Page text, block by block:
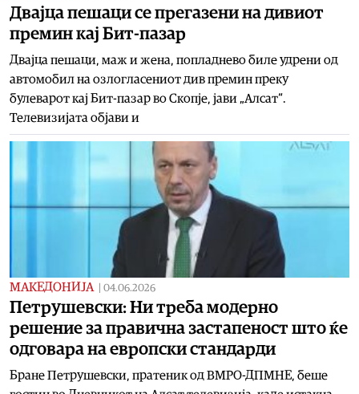
Двајца пешаци се прегазени на дивиот
премин кај Бит-пазар
Двајца пешаци, маж и жена, попладнево биле удрени од
автомобил на озлогласениот див премин преку
булеварот кај Бит-пазар во Скопје, јави „Алсат“.
Телевизијата објави и
МАКЕДОНИЈА 04.06.2026
Петрушевски: Ни треба модерно
решение за правична застапеност што ќе
одговара на европски стандарди
Бране Петрушевски, пратеник од ВМРО-ДПМНЕ, беше